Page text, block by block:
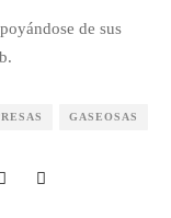
de sus
GASEOSAS